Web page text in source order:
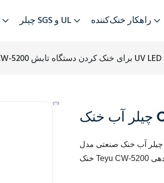
چیلر SGS و UL راهکار خنک‌کننده
چیلر آب خنک CW-5200 برای خنک کردن دستگاه تابش UV LED